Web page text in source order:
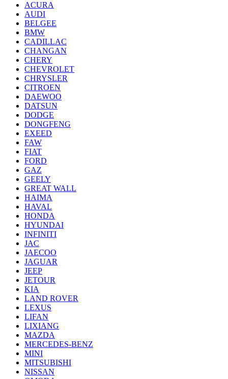
ACURA
AUDI
BELGEE
BMW
CADILLAC
CHANGAN
CHERY
CHEVROLET
CHRYSLER
CITROEN
DAEWOO
DATSUN
DODGE
DONGFENG
EXEED
FAW
FIAT
FORD
GAZ
GEELY
GREAT WALL
HAIMA
HAVAL
HONDA
HYUNDAI
INFINITI
JAC
JAECOO
JAGUAR
JEEP
JETOUR
KIA
LAND ROVER
LEXUS
LIFAN
LIXIANG
MAZDA
MERCEDES-BENZ
MINI
MITSUBISHI
NISSAN